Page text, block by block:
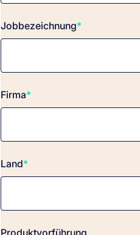
Jobbezeichnung*
Firma*
Land*